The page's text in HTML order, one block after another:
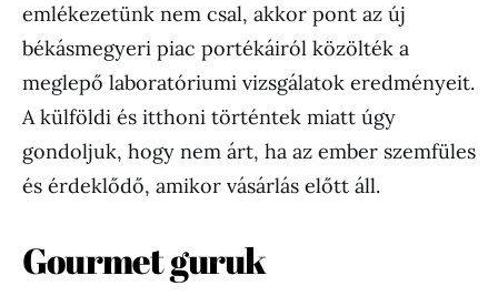
emlékezetünk nem csal, akkor pont az új
békásmegyeri piac portékáiról közölték a
meglepő laboratóriumi vizsgálatok eredményeit.
A külföldi és itthoni történtek miatt úgy
gondoljuk, hogy nem árt, ha az ember szemfüles
és érdeklődő, amikor vásárlás előtt áll.
Gourmet guruk